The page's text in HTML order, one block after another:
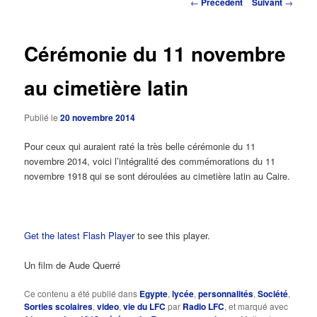
Cérémonie du 11 novembre
au cimetière latin
Publié le20 novembre 2014
Pour ceux qui auraient raté la très belle cérémonie du 11
novembre 2014, voici l’intégralité des commémorations du 11
novembre 1918 qui se sont déroulées au cimetière latin au Caire.
Get the latest Flash Playerto see this player.
Un film de Aude Querré
Ce contenu a été publié dans Egypte,lycée,personnalités,Société,
Sorties scolaires,video,vie du LFC par Radio LFC, et marqué avec